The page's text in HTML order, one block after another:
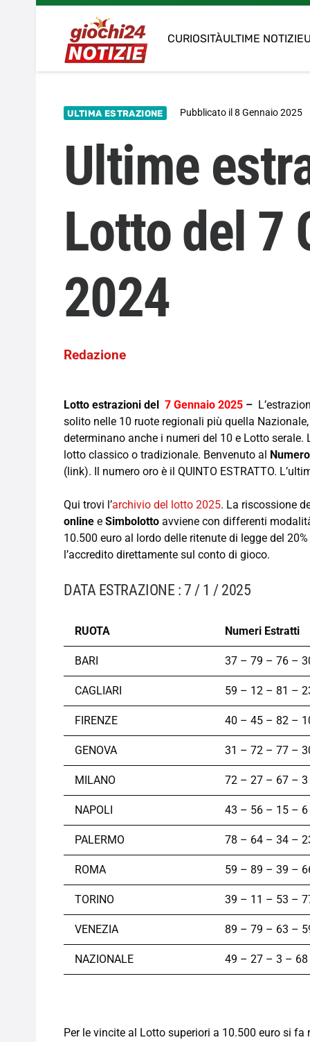
CURIOSITÀULTIME NOTIZIE
ULTIMA ESTRAZIONE Pubblicato il8 Gennaio 2025
Ultime
Lotto del 7
2024
Redazione
Lotto estrazioni del 7 Gennaio 2025 –
solito nelle 10 ruote regionali più quella
determinano anche i numeri del 10 e Lotto
lotto classico o tradizionale. Benvenuto al
(link). Il numero oro è il QUINTO ESTRATTO.
Qui trovi l’archivio del lotto 2025. La riscossione
online e Simbolotto avviene con differenti
10.500 euro al lordo delle ritenute di legge del
l’accredito direttamente sul conto di gioco.
DATA ESTRAZIONE : 7 / 1 / 2025
RUOTA Numeri Estratti
BARI 37 – 79 – 76 –
CAGLIARI 59 – 12 – 81 –
FIRENZE 40 – 45 – 82 –
GENOVA 31 – 72 – 77 –
MILANO 72 – 27 – 67 – 3
NAPOLI 43 – 56 – 15 – 6
PALERMO 78 – 64 – 34 –
ROMA 59 – 89 – 39 –
TORINO 39 – 11 – 53 –
VENEZIA 89 – 79 – 63 –
NAZIONALE 49 – 27 – 3 – 68
Per le vincite al Lotto superiori a 10.500 euro si